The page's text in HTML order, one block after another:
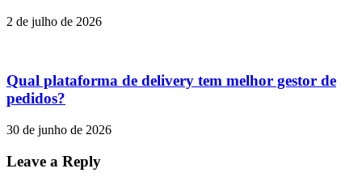
2 de julho de 2026
Qual plataforma de delivery tem melhor gestor de
pedidos?
30 de junho de 2026
Leave a Reply